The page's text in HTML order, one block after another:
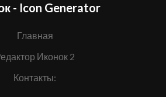
- Icon Generator
Главная
Иконок 2
Контакты: